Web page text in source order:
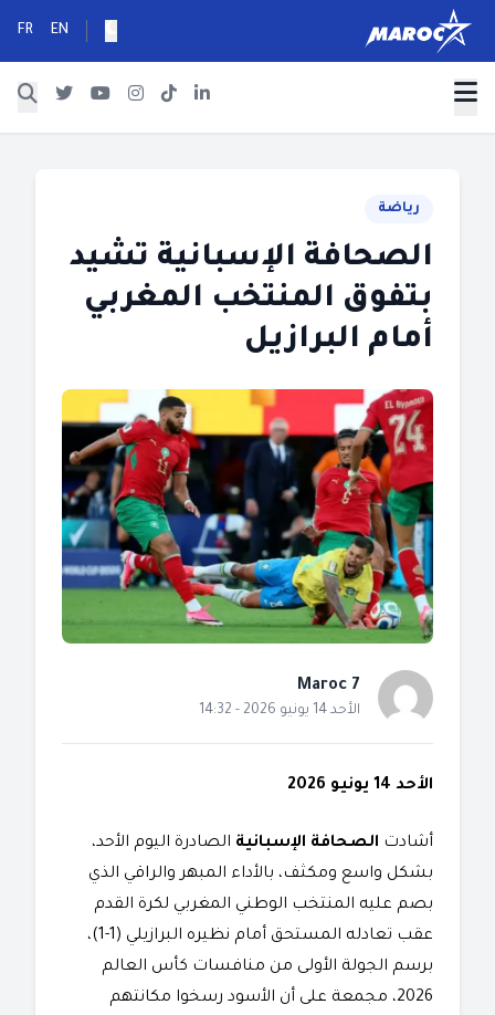
EN
FR
رياضة
الصحافة الإسبانية تشيد
بتفوق المنتخب المغربي
أمام البرازيل
Maroc 7
الأحد 14 يونيو 2026 - 14:32
الأحد 14 يونيو 2026
​أشادت الصحافة الإسبانية الصادرة اليوم الأحد،
بشكل واسع ومكثف، بالأداء المبهر والراقي الذي
بصم عليه المنتخب الوطني المغربي لكرة القدم
عقب تعادله المستحق أمام نظيره البرازيلي (1-1)،
برسم الجولة الأولى من منافسات كأس العالم
2026، مجمعة على أن الأسود رسخوا مكانتهم